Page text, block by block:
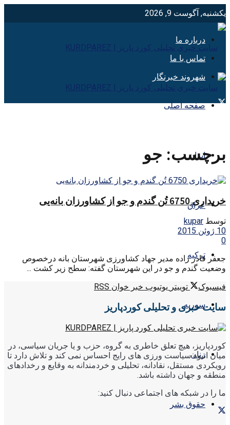
یکشنبه, آگوست 9, 2026
درباره ما
تماس با ما
شهروند خبرنگار
صفحه اصلی
ایران
عراق
ترکیه
سوریه
زنان
حقوق بشر
برچسب: جو
خریداری 6750 تُن گندم و جو از کشاورزان بانه‌یی
توسط kupar
10 ژوئن 2015
0
جعفر قادر زاده مدیر جهاد کشاورزی شهرستان بانه درخصوص
وضعیت گندم و جو در این شهرستان گفته: سطح زیر کشت ...
فیسبوک
توییتر یوتیوب خبر خوان RSS
سایت خبری و تحلیلی کوردپاریز
کوردپاریز، هیچ تعلق خاطری به گروه، حزب و یا جریان سیاسی، در
میان انبوه سیاست ورزی های رایج احساس نمی کند و تلاش دارد تا
رویکردی مستقل، نقادانه، تحلیلی و خردمندانه به وقایع و رخدادهای
منطقه و جهان داشته باشد.
ما را در شبکه های اجتماعی دنبال کنید: